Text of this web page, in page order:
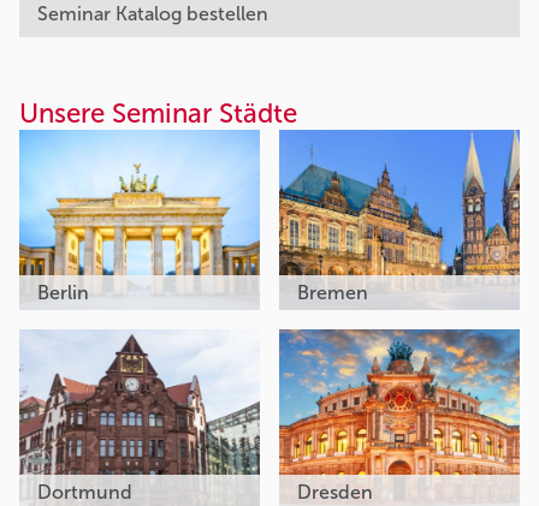
Seminar Katalog bestellen
Unsere Seminar Städte
Berlin Bremen
Dortmund Dresden